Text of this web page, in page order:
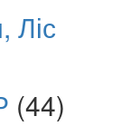
Ліс
(44)